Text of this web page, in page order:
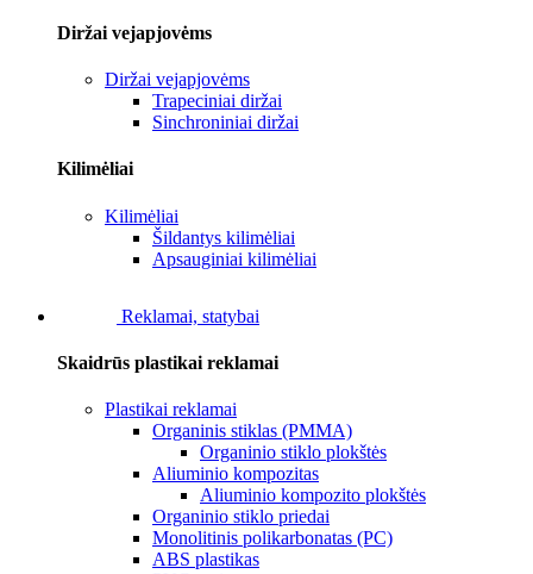
Diržai vejapjovėms
Diržai vejapjovėms
Trapeciniai diržai
Sinchroniniai diržai
Kilimėliai
Kilimėliai
Šildantys kilimėliai
Apsauginiai kilimėliai
Reklamai, statybai
Skaidrūs plastikai reklamai
Plastikai reklamai
Organinis stiklas (PMMA)
Organinio stiklo plokštės
Aliuminio kompozitas
Aliuminio kompozito plokštės
Organinio stiklo priedai
Monolitinis polikarbonatas (PC)
ABS plastikas